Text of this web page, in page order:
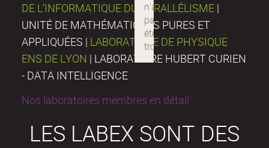
DE L’INFORMATIQUE DU PARALLÉLISME |
UNITÉ DE MATHÉMATIQUES PURES ET
APPLIQUÉES | LABORATOIRE DE PHYSIQUE
ENS DE LYON | LABORATOIRE HUBERT CURIEN
- DATA INTELLIGENCE
Nos laboratoires membres en détail
LES LABEX SONT DES